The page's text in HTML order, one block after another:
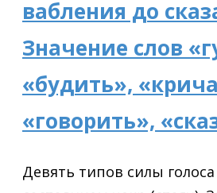
вабления до
Значение слов
«будить»,
«говорить»,
Девять типов силы голоса